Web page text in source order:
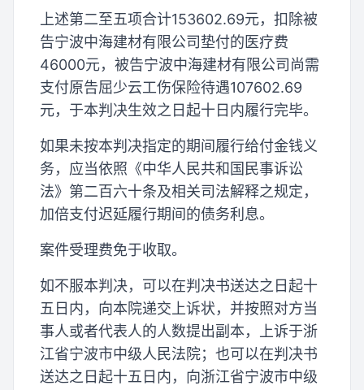
上述第二至五项合计153602.69元，扣除被
告宁波中海建材有限公司垫付的医疗费
46000元，被告宁波中海建材有限公司尚需
支付原告屈少云工伤保险待遇107602.69
元，于本判决生效之日起十日内履行完毕。
如果未按本判决指定的期间履行给付金钱义
务，应当依照《中华人民共和国民事诉讼
法》第二百六十条及相关司法解释之规定，
加倍支付迟延履行期间的债务利息。
案件受理费免于收取。
如不服本判决，可以在判决书送达之日起十
五日内，向本院递交上诉状，并按照对方当
事人或者代表人的人数提出副本，上诉于浙
江省宁波市中级人民法院；也可以在判决书
送达之日起十五日内，向浙江省宁波市中级